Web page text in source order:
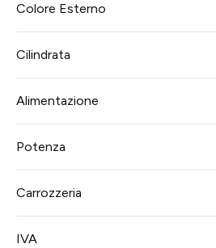
Colore Esterno
Cilindrata
Alimentazione
Potenza
Carrozzeria
IVA